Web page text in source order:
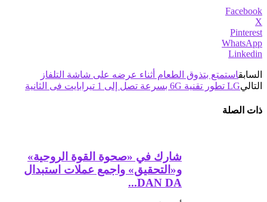
Facebook
X
Pinterest
WhatsApp
Linkedin
السابقاستمتع بتذوق الطعام أثناء عرضه على شاشة التلفاز‎‎
التاليLG تطور تقنية 6G بسرعة تصل إلى 1 تيرابايت فى الثانية
ذات الصلة
شارك في «صحوة القوة الروحية»
و«التحقيق» واجمع عملات استبدال
DAN DA...